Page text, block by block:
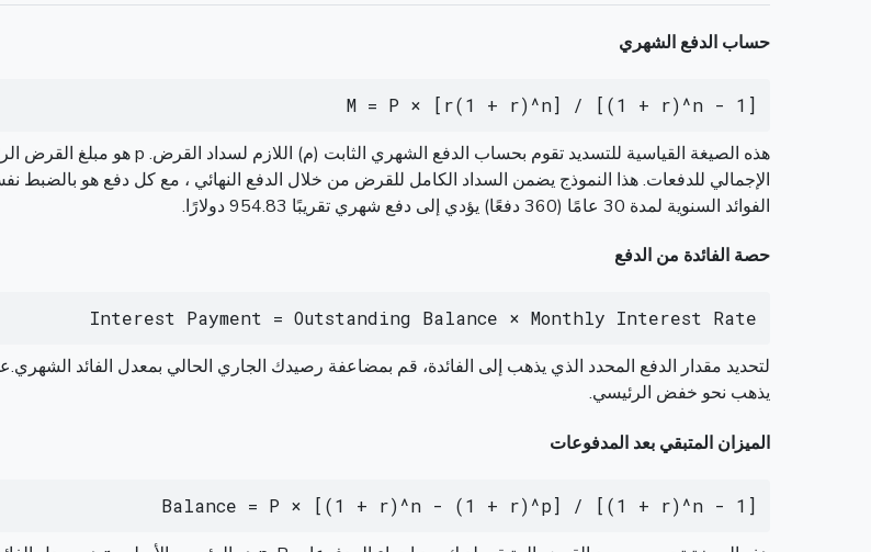
حساب الدفع الشهري
M = P × [r(1 + r)^n] / [(1 + r)^n - 1]
الفوائد السنوية لمدة 30 عامًا (360 دفعًا) يؤدي إلى دفع شهري تقريبًا 954.83 دولارًا.
حصة الفائدة من الدفع
Interest Payment = Outstanding Balance × Monthly Interest Rate
يذهب نحو خفض الرئيسي.
الميزان المتبقي بعد المدفوعات
Balance = P × [(1 + r)^n - (1 + r)^p] / [(1 + r)^n - 1]